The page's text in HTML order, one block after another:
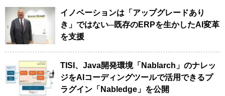
イノベーションは「アップグレードあり
き」ではない─既存のERPを生かしたAI変革
を支援
TISI、Java開発環境「Nablarch」のナレッ
ジをAIコーディングツールで活用できるプ
ラグイン「Nabledge」を公開